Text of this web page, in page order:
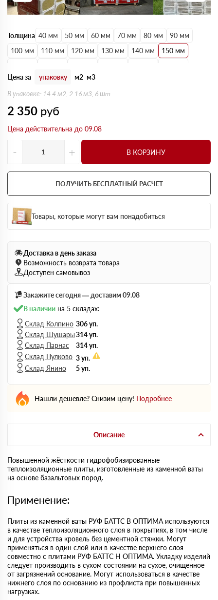
Толщина 40 мм 50 мм 60 мм 70 мм 80 мм
90 мм
100 мм
110 мм 120 мм 130 мм 140 мм
150 мм
220 мм
230 мм 240 мм
Цена за упаковку м2 м3
В упаковке: 14.4 м2, 2.16 м3, 6 шт
2 350 руб
Цена действительна до 09.08
- + В КОРЗИНУ
ПОЛУЧИТЬ БЕСПЛАТНЫЙ РАСЧЕТ
Товары, которые могут вам понадобиться
Доставка в день заказа
Возможность возврата товара
Доступен самовывоз
Закажите сегодня — доставим 09.08
В наличии на 5 складах:
Склад Колпино 306 уп.
Склад Шушары314 уп.
Склад Парнас
314 уп.
Склад Пулково 3 уп.
Склад Янино
5 уп.
Нашли дешевле? Снизим цену! Подробнее
Описание
Повышенной жёсткости гидрофобизированные
теплоизоляционные плиты, изготовленные из каменной ваты
на основе базальтовых пород.
Применение:
Плиты из каменной ваты РУФ БАТТС В ОПТИМА используются
в качестве теплоизоляционного слоя в покрытиях, в том числе
и для устройства кровель без цементной стяжки. Могут
применяться в один слой или в качестве верхнего слоя
совместно с плитами РУФ БАТТС Н ОПТИМА. Укладку изделий
следует производить в сухом состоянии на сухое, очищенное
от загрязнений основание. Могут использоваться в качестве
нижнего слоя по основанию из профлиста при повышенных
нагрузках.